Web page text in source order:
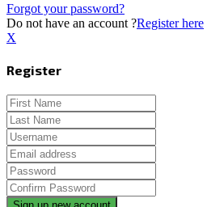
Forgot your password?
Do not have an account ?Register here
X
Register